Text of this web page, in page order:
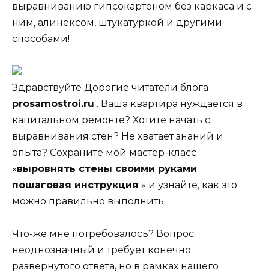
выравниванию гипсокартоном без каркаса и с
ним, алинексом, штукатуркой и другими
способами!
Здравствуйте Дорогие читатели блога
prosamostroi.ru . Ваша квартира нуждается в
капитальном ремонте? Хотите начать с
выравнивания стен? Не хватает знаний и
опыта? Сохраните мой мастер-класс
«выровнять стены своими руками
пошаговая инструкция » и узнайте, как это
можно правильно выполнить.
Что-же мне потребовалось? Вопрос
неоднозначный и требует конечно
развернутого ответа, но в рамках нашего